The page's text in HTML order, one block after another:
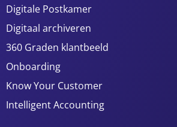
Digitale Postkamer
Digitaal archiveren
360 Graden klantbeeld
Onboarding
Know Your Customer
Intelligent Accounting